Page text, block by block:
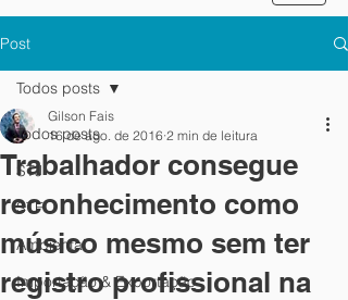
Post
Todos posts
STJ
STF
Ambiental
Importação & Exportação
Todos posts
Trabalhador consegue
reconhecimento como
músico mesmo sem ter
registro profissional na
Gilson Fais
16 de ago. de 2016 2 min de leitura